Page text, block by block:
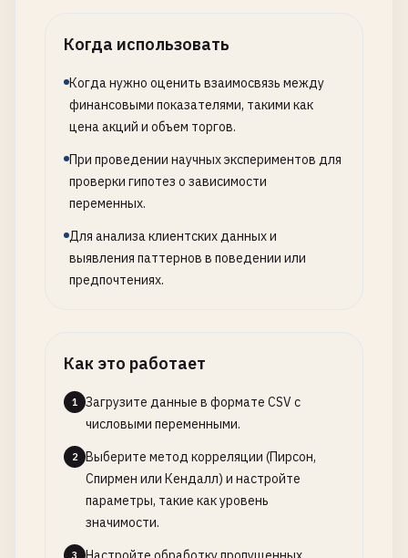
Когда использовать
Когда нужно оценить взаимосвязь между
финансовыми показателями, такими как
цена акций и объем торгов.
При проведении научных экспериментов для
проверки гипотез о зависимости
переменных.
Для анализа клиентских данных и
выявления паттернов в поведении или
предпочтениях.
Как это работает
1
Загрузите данные в формате CSV с
числовыми переменными.
2
Выберите метод корреляции (Пирсон,
Спирмен или Кендалл) и настройте
параметры, такие как уровень
значимости.
3